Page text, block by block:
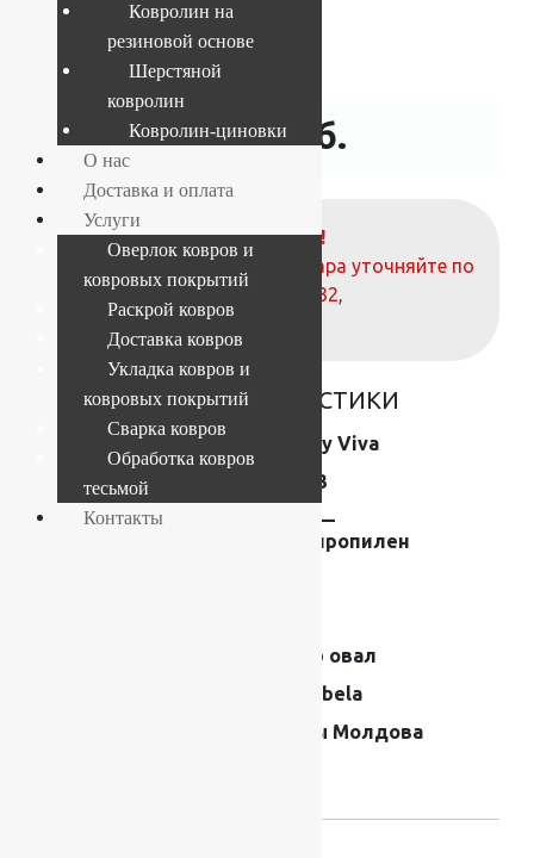
Текущий размер:1.6x2.3 м
4841808103847
7 138руб.
ВНИМАНИЕ!
О наличие и стоимости товара уточняйте по
телефонам:
+7 (812) 377-09-32,
+7 (967) 346-75-44
ОСНОВНЫЕ ХАРАКТЕРИСТИКИ
Коллекция
Shaggy Viva
Размер (м)
1.6×2.3
Состав
Frise —
полипропилен
Ковер овал
Moldabela
Ковры Молдова
Ковролин на
резиновой основе
Шерстяной
ковролин
Ковролин-циновки
О нас
Доставка и оплата
Услуги
Оверлок ковров и
ковровых покрытий
Раскрой ковров
Доставка ковров
Укладка ковров и
ковровых покрытий
Сварка ковров
Обработка ковров
тесьмой
Контакты